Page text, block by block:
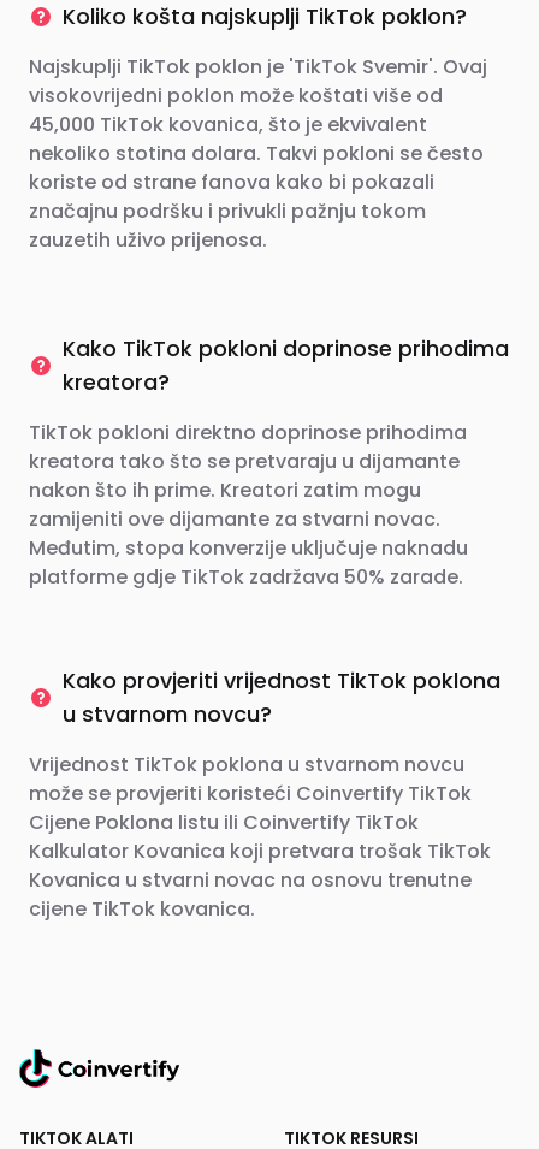
Koliko košta najskuplji TikTok poklon?
Najskuplji TikTok poklon je 'TikTok Svemir'. Ovaj
visokovrijedni poklon može koštati više od
45,000 TikTok kovanica, što je ekvivalent
nekoliko stotina dolara. Takvi pokloni se često
koriste od strane fanova kako bi pokazali
značajnu podršku i privukli pažnju tokom
zauzetih uživo prijenosa.
Kako TikTok pokloni doprinose prihodima
kreatora?
TikTok pokloni direktno doprinose prihodima
kreatora tako što se pretvaraju u dijamante
nakon što ih prime. Kreatori zatim mogu
zamijeniti ove dijamante za stvarni novac.
Međutim, stopa konverzije uključuje naknadu
platforme gdje TikTok zadržava 50% zarade.
Kako provjeriti vrijednost TikTok poklona
u stvarnom novcu?
Vrijednost TikTok poklona u stvarnom novcu
može se provjeriti koristeći Coinvertify TikTok
Cijene Poklona listu ili Coinvertify TikTok
Kalkulator Kovanica koji pretvara trošak TikTok
Kovanica u stvarni novac na osnovu trenutne
cijene TikTok kovanica.
TIKTOK ALATI TIKTOK RESURSI